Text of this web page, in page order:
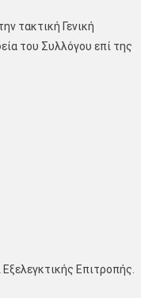
τακτική Γενική
του Συλλόγου επί της
Επιτροπής.